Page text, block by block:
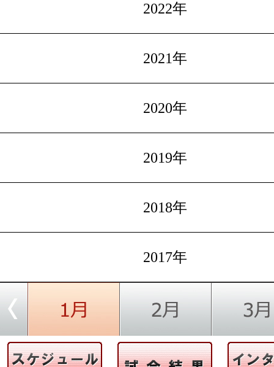
2022年
2021年
2020年
2019年
2018年
2017年